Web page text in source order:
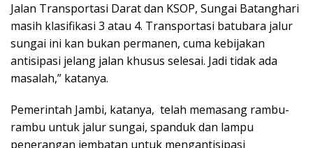
Jalan Transportasi Darat dan KSOP, Sungai Batanghari
masih klasifikasi 3 atau 4. Transportasi batubara jalur
sungai ini kan bukan permanen, cuma kebijakan
antisipasi jelang jalan khusus selesai. Jadi tidak ada
masalah,” katanya.
Pemerintah Jambi, katanya, telah memasang rambu-
rambu untuk jalur sungai, spanduk dan lampu
penerangan jembatan untuk mengantisipasi